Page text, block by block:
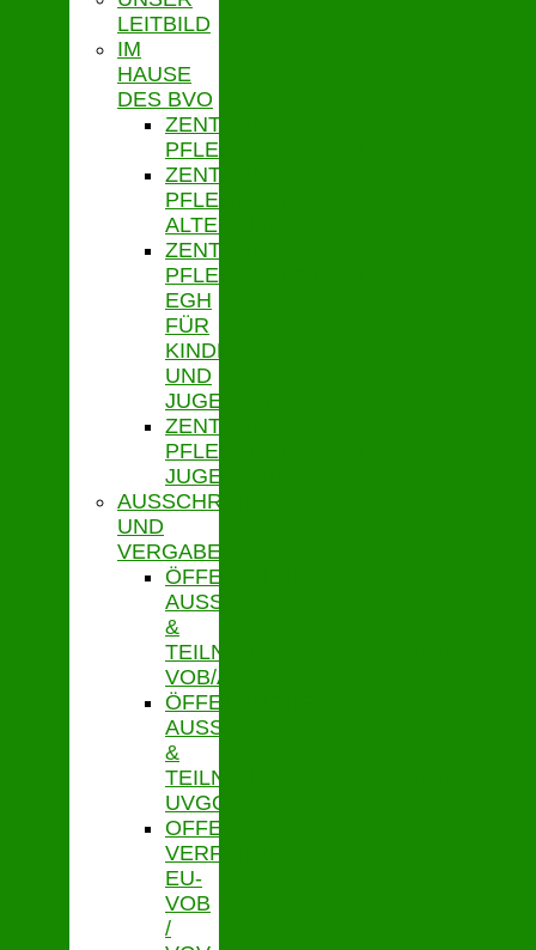
LEITBILD
IM
HAUSE
DES BVO
ZENTRALE
PFLEGESATZSTELLE
ZENTRALE
PFLEGESATZSTELLE
ALTENHILFE
ZENTRALE
PFLEGESATZSTELLE
EGH
FÜR
KINDER
UND
JUGENDLICHE
ZENTRALE
PFLEGESATZSTELLE
JUGENDHILFE
AUSSCHREIBUNGEN
UND
VERGABE
ÖFFENTLICHE
AUSSCHR.
&
TEILNAHMEWETTBEWERBE
VOB/A
ÖFFENTLICHE
AUSSCHR.
&
TEILNAHMEWETTBEWERBE
UVGO
OFFENE
VERFAHREN
EU-
VOB
/